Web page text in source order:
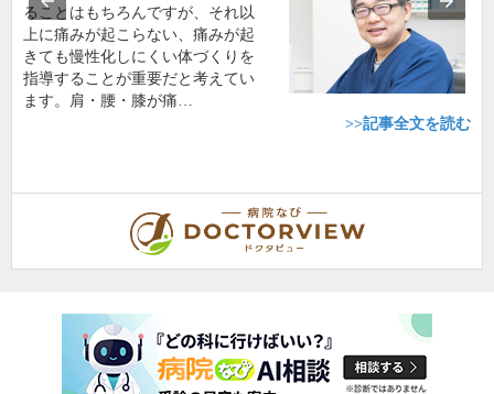
ることはもちろんですが、それ以
上に痛みが起こらない、痛みが起
きても慢性化しにくい体づくりを
指導することが重要だと考えてい
ます。肩・腰・膝が痛…
>>記事全文を読む